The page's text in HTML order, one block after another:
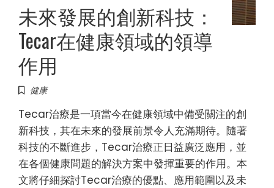
未來發展的創新科技：
Tecar在健康領域的領導
作用
健康
Tecar治療是一項當今在健康領域中備受關注的創
新科技，其在未來的發展前景令人充滿期待。隨著
科技的不斷進步，Tecar治療正日益廣泛應用，並
在各個健康問題的解決方案中發揮重要的作用。本
文將仔細探討Tecar治療的優點、應用範圍以及未